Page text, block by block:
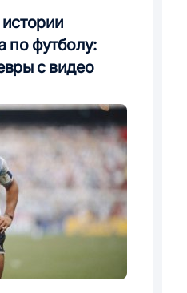
по футболу:
с видео